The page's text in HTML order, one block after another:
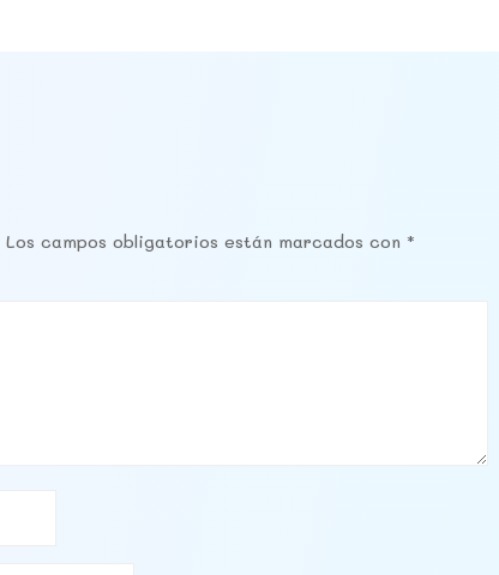
Los campos obligatorios están marcados con *